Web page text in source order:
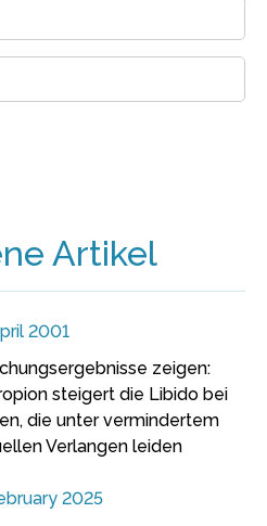
Artikel
2001
zeigen:
steigert die Libido bei
die unter vermindertem
Verlangen leiden
2025